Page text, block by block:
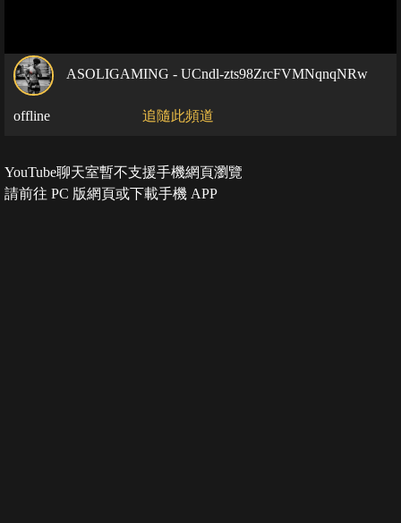
ASOLIGAMING - UCndl-zts98ZrcFVMNqnqNRw
offline 追隨此頻道
YouTube聊天室暫不支援手機網頁瀏覽
請前往 PC 版網頁或下載手機 APP